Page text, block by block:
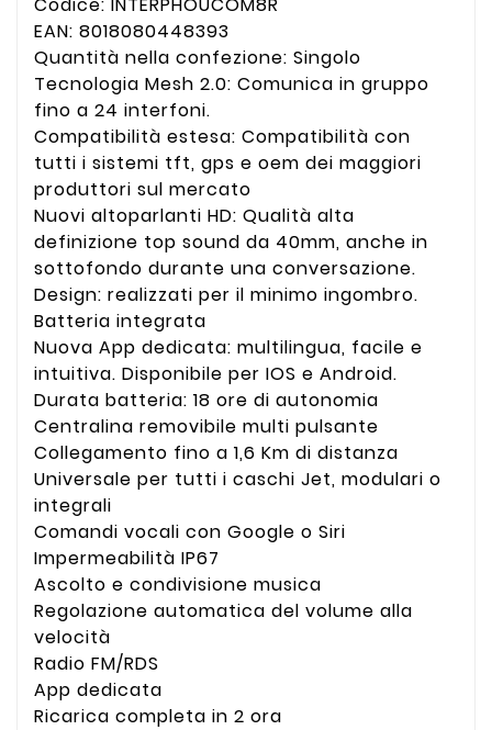
EAN: 8018080448393
Quantità nella confezione: Singolo
Tecnologia Mesh 2.0: Comunica in gruppo
fino a 24 interfoni.
Compatibilità estesa: Compatibilità con
tutti i sistemi tft, gps e oem dei maggiori
produttori sul mercato
Nuovi altoparlanti HD: Qualità alta
definizione top sound da 40mm, anche in
sottofondo durante una conversazione.
Design: realizzati per il minimo ingombro.
Batteria integrata
Nuova App dedicata: multilingua, facile e
intuitiva. Disponibile per IOS e Android.
Durata batteria: 18 ore di autonomia
Centralina removibile multi pulsante
Collegamento fino a 1,6 Km di distanza
Universale per tutti i caschi Jet, modulari o
integrali
Comandi vocali con Google o Siri
Impermeabilità IP67
Ascolto e condivisione musica
Regolazione automatica del volume alla
velocità
Radio FM/RDS
App dedicata
Ricarica completa in 2 ora